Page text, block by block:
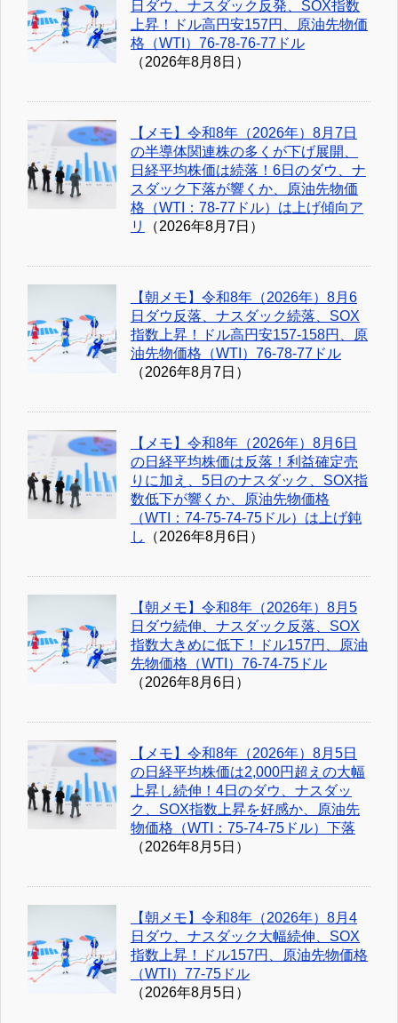
日ダウ、ナスダック反発、SOX指数
上昇！ドル高円安157円、原油先物価
格（WTI）76-78-76-77ドル
（2026年8月8日）
【メモ】令和8年（2026年）8月7日
の半導体関連株の多くが下げ展開、
日経平均株価は続落！6日のダウ、ナ
スダック下落が響くか、原油先物価
格（WTI：78-77ドル）は上げ傾向ア
リ
（2026年8月7日）
【朝メモ】令和8年（2026年）8月6
日ダウ反落、ナスダック続落、SOX
指数上昇！ドル高円安157-158円、原
油先物価格（WTI）76-78-77ドル
（2026年8月7日）
【メモ】令和8年（2026年）8月6日
の日経平均株価は反落！利益確定売
りに加え、5日のナスダック、SOX指
数低下が響くか、原油先物価格
（WTI：74-75-74-75ドル）は上げ鈍
し
（2026年8月6日）
【朝メモ】令和8年（2026年）8月5
日ダウ続伸、ナスダック反落、SOX
指数大きめに低下！ドル157円、原油
先物価格（WTI）76-74-75ドル
（2026年8月6日）
【メモ】令和8年（2026年）8月5日
の日経平均株価は2,000円超えの大幅
上昇し続伸！4日のダウ、ナスダッ
ク、SOX指数上昇を好感か、原油先
物価格（WTI：75-74-75ドル）下落
（2026年8月5日）
【朝メモ】令和8年（2026年）8月4
日ダウ、ナスダック大幅続伸、SOX
指数上昇！ドル157円、原油先物価格
（WTI）77-75ドル
（2026年8月5日）